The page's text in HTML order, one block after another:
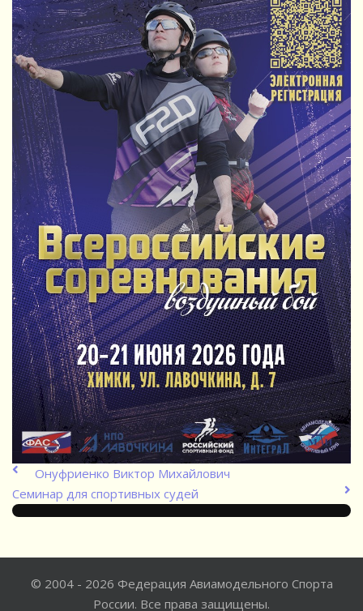
Онуфриенко Виктор Михайлович
Семинар для спортивных судей
© 2004 - 2026 Федерация Авиамодельного Спорта
России. Все права защищены.